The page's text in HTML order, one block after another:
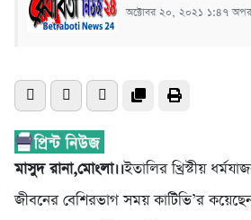
অক্টোবর ২০, ২০২১ ১:৪৭
মাসুদ রানা,মোংলা।।ইতালির খ্রিস্টীয়
জীবনের বেশিরভাগ সময় কাটিভি’র